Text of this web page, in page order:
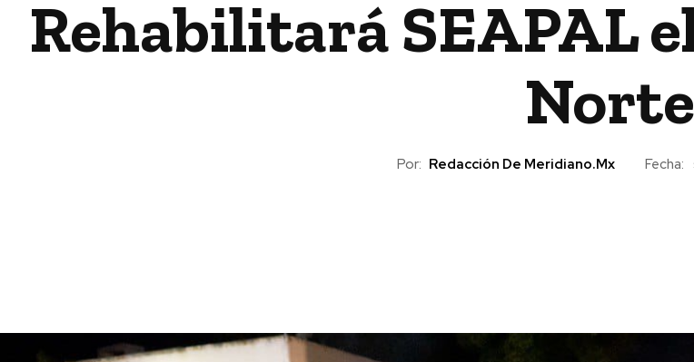
Rehabilitará SEAPAL
Norte
Por: Redacción De Meridiano.mx Fecha: